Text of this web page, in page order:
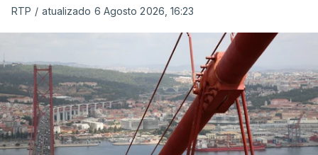
RTP / atualizado 6 Agosto 2026, 16:23